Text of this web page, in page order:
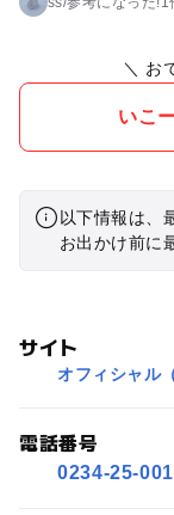
＼ お
いこ
以下情報は、
お出かけ前に
サイト
オフィシャル
電話番号
0234-25-